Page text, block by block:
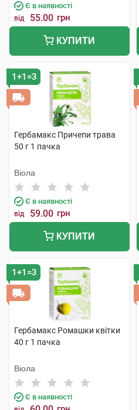
Є в наявності
від 55.00 грн
КУПИТИ
1+1=3
Гербамакс Причепи трава
50 г 1 пачка
Віола
Є в наявності
від 59.00 грн
КУПИТИ
1+1=3
Гербамакс Ромашки квітки
40 г 1 пачка
Віола
Є в наявності